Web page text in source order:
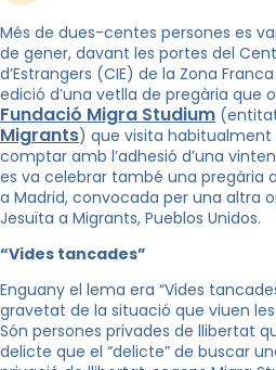
Més de dues-centes persones es
de gener, davant les portes del
d’Estrangers (CIE) de la Zona
edició d’una vetlla de pregària que
Fundació Migra Studium
Migrants) que visita habitualment
comptar amb l’adhesió d’una
es va celebrar també una pregària
a Madrid, convocada per una altra
Jesuïta a Migrants, Pueblos Unidos.
“Vides tancades”
Enguany el lema era “Vides
gravetat de la situació que viuen les
Són persones privades de llibertat
delicte que el “delicte” de buscar